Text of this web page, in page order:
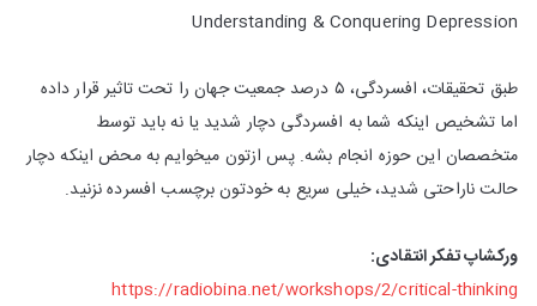
Understanding & Conquering Depression
طبق تحقیقات، افسردگی، ۵ درصد جمعیت جهان را تحت تاثیر قرار داده
اما تشخیص اینکه شما به افسردگی دچار شدید یا نه باید توسط
متخصصان این حوزه انجام بشه. پس ازتون میخوایم به محض اینکه دچار
حالت ناراحتی شدید، خیلی سریع به خودتون برچسب افسرده نزنید.
ورکشاپ تفکر انتقادی:
https://radiobina.net/workshops/2/critical-thinking